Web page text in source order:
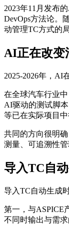
2023年11月发布
DevOps方法论。
动管理TC方式的
AI正在改变
2025-2026年，AI
在全球汽车行业
AI驱动的测试脚
等已在实际项目中
共同的方向很明
测量、可追溯性
导入TC自
导入TC自动生成
第一，与ASPICE
不同时输出与需